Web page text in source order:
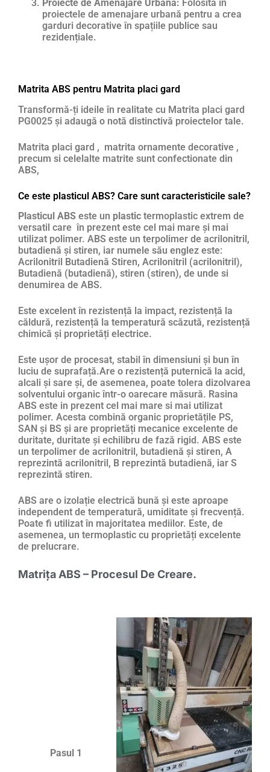
Proiecte de Amenajare Urbană: Folosită în
proiectele de amenajare urbană pentru a crea
garduri decorative în spațiile publice sau
rezidențiale.
Matrita ABS pentru Matrita placi gard
Transformă-ți ideile în realitate cu Matrita placi gard
PG0025 și adaugă o notă distinctivă proiectelor tale.
Matrita placi gard , matrita ornamente decorative ,
precum si celelalte matrite sunt confectionate din
ABS,
Ce este plasticul ABS? Care sunt caracteristicile sale?
Plasticul ABS este un plastic termoplastic extrem de
versatil care în prezent este cel mai mare și mai
utilizat polimer. ABS este un terpolimer de acrilonitril,
butadienă și stiren, iar numele său englez este:
Acrilonitril Butadienă Stiren, Acrilonitril (acrilonitril),
Butadienă (butadienă), stiren (stiren), de unde si
denumirea de ABS.
Este excelent în rezistență la impact, rezistență la
căldură, rezistență la temperatură scăzută, rezistență
chimică și proprietăți electrice.
Este ușor de procesat, stabil în dimensiuni și bun în
luciu de suprafață.Are o rezistență puternică la acid,
alcali și sare și, de asemenea, poate tolera dizolvarea
solventului organic într-o oarecare măsură. Rasina
ABS este in prezent cel mai mare si mai utilizat
polimer. Acesta combină organic proprietățile PS,
SAN și BS și are proprietăți mecanice excelente de
duritate, duritate și echilibru de fază rigid. ABS este
un terpolimer de acrilonitril, butadienă și stiren, A
reprezintă acrilonitril, B reprezintă butadienă, iar S
reprezintă stiren.
ABS are o izolație electrică bună și este aproape
independent de temperatură, umiditate și frecvență.
Poate fi utilizat în majoritatea mediilor. Este, de
asemenea, un termoplastic cu proprietăți excelente
de prelucrare.
Matrița ABS – Procesul De Creare.
Pasul 1